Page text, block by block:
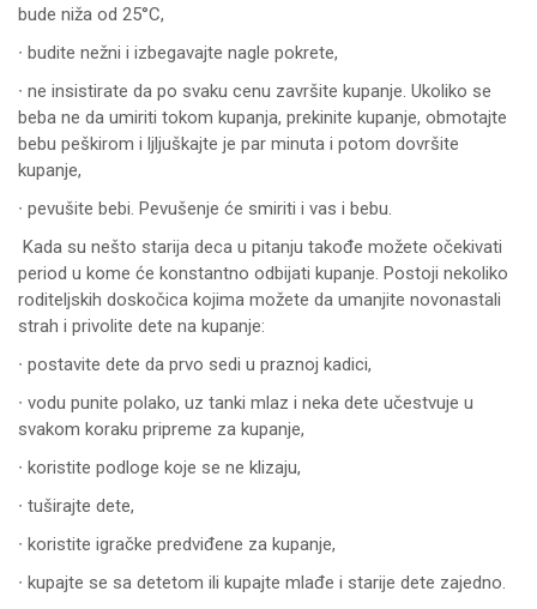
bude niža od 25°C,
∙ budite nežni i izbegavajte nagle pokrete,
∙ ne insistirate da po svaku cenu završite kupanje. Ukoliko se
beba ne da umiriti tokom kupanja, prekinite kupanje, obmotajte
bebu peškirom i ljljuškajte je par minuta i potom dovršite
kupanje,
∙ pevušite bebi. Pevušenje će smiriti i vas i bebu.
Kada su nešto starija deca u pitanju takođe možete očekivati
period u kome će konstantno odbijati kupanje. Postoji nekoliko
roditeljskih doskočica kojima možete da umanjite novonastali
strah i privolite dete na kupanje:
∙ postavite dete da prvo sedi u praznoj kadici,
∙ vodu punite polako, uz tanki mlaz i neka dete učestvuje u
svakom koraku pripreme za kupanje,
∙ koristite podloge koje se ne klizaju,
∙ tuširajte dete,
∙ koristite igračke predviđene za kupanje,
∙ kupajte se sa detetom ili kupajte mlađe i starije dete zajedno.